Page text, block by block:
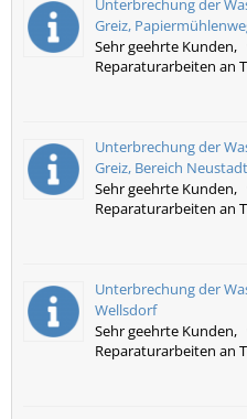
Greiz,
Sehr geehrte
Reparaturarbeiten an
Unterbrechung der
Greiz, Bereich Neustadt
Sehr geehrte
Reparaturarbeiten an
Unterbrechung der
Wellsdorf
Sehr geehrte
Reparaturarbeiten an